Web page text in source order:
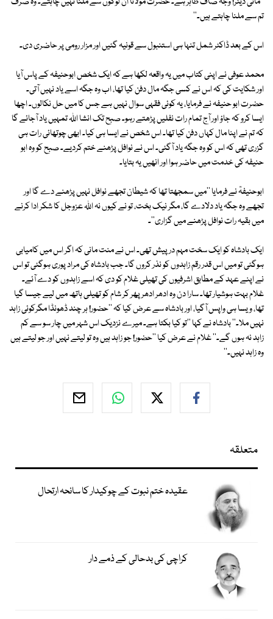
تم سے ملنا چاہتے ہیں۔''
اس کے بعد ڈاکٹر شمل تنہا ہی استنبول سے قونیہ گئیں اور مزار رومی پر حاضری دی۔
محمد عوفی نے اپنی کتاب میں یہ واقعہ لکھا ہے کہ ایک شخص ابوحنیفہ کے پاس آیا
اور شکایت کی کہ اس نے کسی جگہ مال دفن کیا تھا، اب وہ جگہ اسے یاد نہیں آتی۔
حضرت ابو حنیفہ نے فرمایا، یہ کوئی فقہی سوال نہیں ہے جس کا میں حل نکالوں۔ اچھا
ایسا کرو کہ جاؤ اور آج تمام رات نفلیں پڑھتے رہو۔ صبح تک انشا اللہ تمہیں یاد آجائے گا
کہ تم نے اپنا مال کہاں دفن کیا تھا۔ اس شخص نے ایسا ہی کیا۔ ابھی چوتھائی رات ہی
گزری تھی کہ اس کو وہ جگہ یاد آگئی۔ اس نے نوافل پڑھنے ختم کردیے۔ صبح کو وہ ابو
حنیفہ کی خدمت میں حاضر ہوا اور انھیں یہ بتایا۔
ابوحنیفہؒ نے فرمایا ''میں سمجھتا تھا کہ شیطان تجھے نوافل نہیں پڑھنے دے گا اور
تجھے وہ جگہ یاد دلادے گا، مگر نیک بخت، تو نے کیوں نہ اللہ عزوجل کا شکر ادا کرنے
میں بقیہ رات نوافل پڑھنے میں گزاری''۔
ایک بادشاہ کو ایک سخت مہم درپیش تھی۔ اس نے منت مانی کہ اگر اس میں کامیابی
ہوگئی تو میں اس قدر رقم زاہدوں کو نذر کروں گا۔ جب بادشاہ کی مراد پوری ہوگئی تو اس
نے اپنے عہد کے مطابق اشرفیوں کی تھیلی غلام کو دی کہ اسے زاہدوں کو دے آئے۔
غلام بہت ہوشیار تھا۔ سارا دن وہ ادھر ادھر پھر کر شام کو تھیلی ہاتھ میں لیے جیسا گیا
تھا، ویسا ہی واپس آگیا، اور بادشاہ سے عرض کیا کہ ''حضور! ہر چند ڈھونڈا مگرکوئی زاہد
نہیں ملا۔'' بادشاہ نے کہا ''تو کیا بکتا ہے۔ میرے نزدیک اس شہر میں چار سو سے کم
زاہد نہ ہوں گے۔'' غلام نے عرض کیا ''حضور! جو زاہد ہیں وہ تو لیتے نہیں اور جو لیتے ہیں
وہ زاہد نہیں۔''
متعلقہ
عقیدہ ختم نبوت کے چوکیدار کا سانحہ ارتحال
کراچی کی بدحالی کے ذمے دار